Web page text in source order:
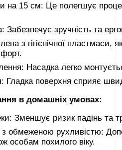
на 15 см: Це полегшує
зручність та
з гігієнічної пластмаси,
Насадка легко
Гладка поверхня сприяє
в домашніх умовах:
Зменшує ризик падінь та
обмеженою рухливістю:
особам похилого віку.